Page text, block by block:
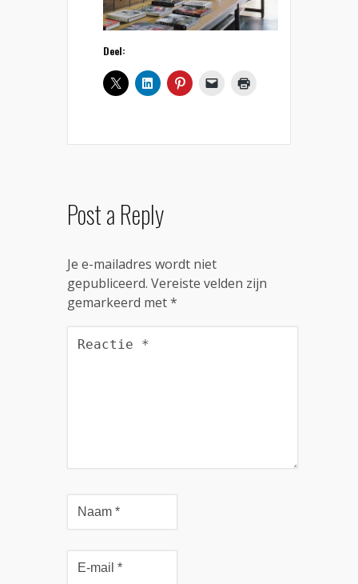
Deel:
Post a Reply
Je e-mailadres wordt niet
gepubliceerd. Vereiste velden zijn
gemarkeerd met*